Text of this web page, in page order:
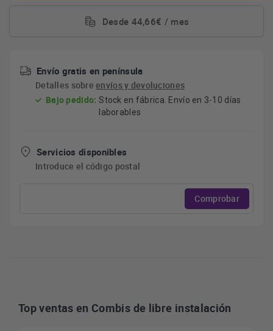
Desde 44,66€ / mes
Envío gratis en península
Detalles sobreenvíos y devoluciones
Bajo pedido: Stock en fábrica. Envío en 3-10 días
laborables
Servicios disponibles
Introduce el código postal
Comprobar
Top ventas en Combis de libre instalación